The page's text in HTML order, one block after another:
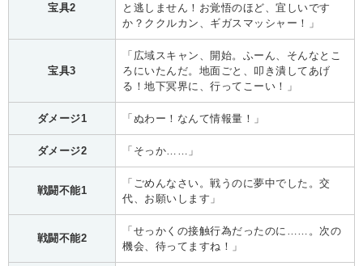
宝具2
と逃しません！お覚悟のほど、宜しいです
か？ククルカン、ギガスマッシャー！」
宝具3
「広域スキャン、開始。ふーん、そんなとこ
ろにいたんだ。地面ごと、叩き潰してあげ
る！地下冥界に、行ってこーい！」
ダメージ1 「ぬわー！なんて情報量！」
ダメージ2 「そっか……」
戦闘不能1
「ごめんなさい。戦うのに夢中でした。交
代、お願いします」
戦闘不能2
「せっかくの接触行為だったのに……。次の
機会、待ってますね！」